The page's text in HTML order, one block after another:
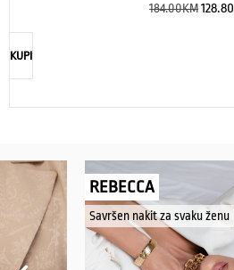
184.00KM128.80
KUPI
REBECCA
Savršen nakit za svaku ženu